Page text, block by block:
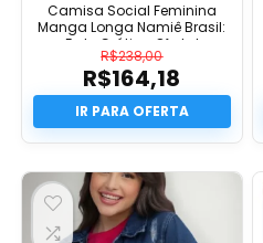
Camisa Social Feminina
Manga Longa Namiê Brasil:
Frete Grátis e Oferta!
R$238,00
O
preço
original
era:
R$164,18
O
preço
atual
R$164,18.